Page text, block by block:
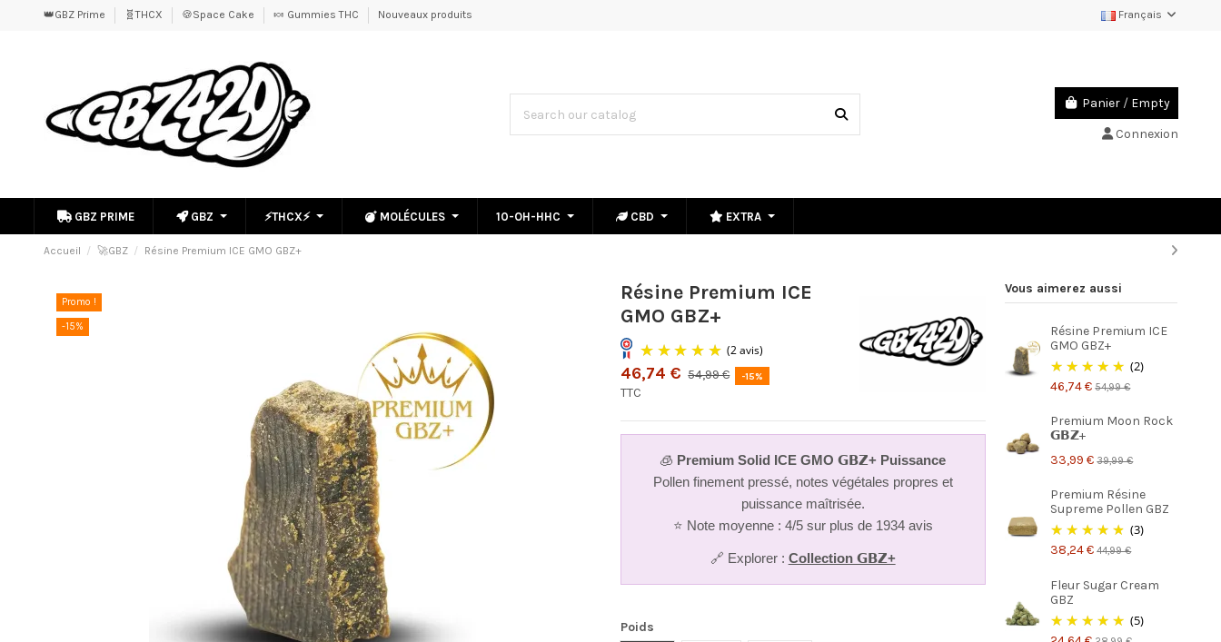
👑GBZ Prime 🧬THCX 🍪Space Cake 🍬 Gummies THC Nouveaux produits Français
Panier / Empty
Connexion
GBZ PRIME GBZ ⚡THCX⚡ MOLÉCULES 10-OH-HHC CBD EXTRA
Accueil 🚀GBZ Résine Premium ICE GMO GBZ+
Promo !
-15%
Résine Premium ICE
GMO GBZ+
46,74 € 54,99 € -15%
TTC
🧊 Premium Solid ICE GMO 𝗚𝗕𝗭+ Puissance
Pollen finement pressé, notes végétales propres et
puissance maîtrisée.
⭐ Note moyenne : 4/5 sur plus de 1934 avis
🔗 Explorer : Collection 𝗚𝗕𝗭+
Poids
Vous aimerez aussi
Résine Premium ICE
GMO GBZ+
(2)
46,74 € 54,99 €
Premium Moon Rock
𝗚𝗕𝗭+
33,99 € 39,99 €
Premium Résine
Supreme Pollen GBZ
(3)
38,24 € 44,99 €
Fleur Sugar Cream
GBZ
(5)